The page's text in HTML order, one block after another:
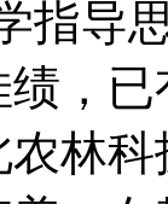
指导
，
林